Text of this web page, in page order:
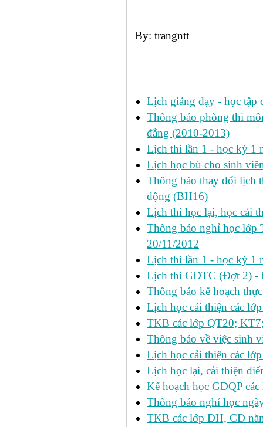
By: trangntt
Lịch giảng dạy - học tập
Thông báo phòng thi
đẳng (2010-2013)
Lịch thi lần 1 - học kỳ 1
Lịch học bù cho sinh
Thông báo thay đổi lịch
động (BH16)
Lịch thi học lại, học cải
Thông báo nghỉ học lớp
20/11/2012
Lịch thi lần 1 - học kỳ 1
Lịch thi GDTC (Đợt 2) -
Thông báo kế hoạch
Lịch học cải thiện các
TKB các lớp QT20;
Thông báo về việc sinh
Lịch học cải thiện các
Lịch học lại, cải thiện
Kế hoạch học GDQP
Thông báo nghỉ học
TKB các lớp ĐH, CĐ